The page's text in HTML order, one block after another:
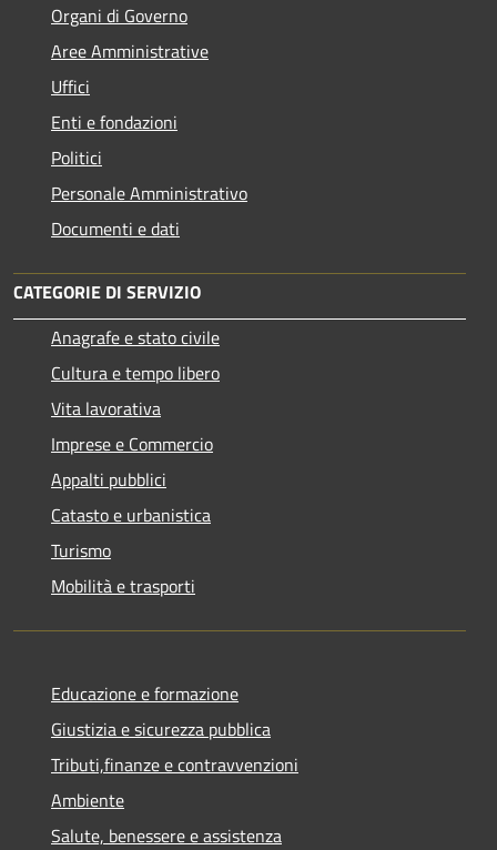
Organi di Governo
Aree Amministrative
Uffici
Enti e fondazioni
Politici
Personale Amministrativo
Documenti e dati
CATEGORIE DI SERVIZIO
Anagrafe e stato civile
Cultura e tempo libero
Vita lavorativa
Imprese e Commercio
Appalti pubblici
Catasto e urbanistica
Turismo
Mobilità e trasporti
Educazione e formazione
Giustizia e sicurezza pubblica
Tributi,finanze e contravvenzioni
Ambiente
Salute, benessere e assistenza